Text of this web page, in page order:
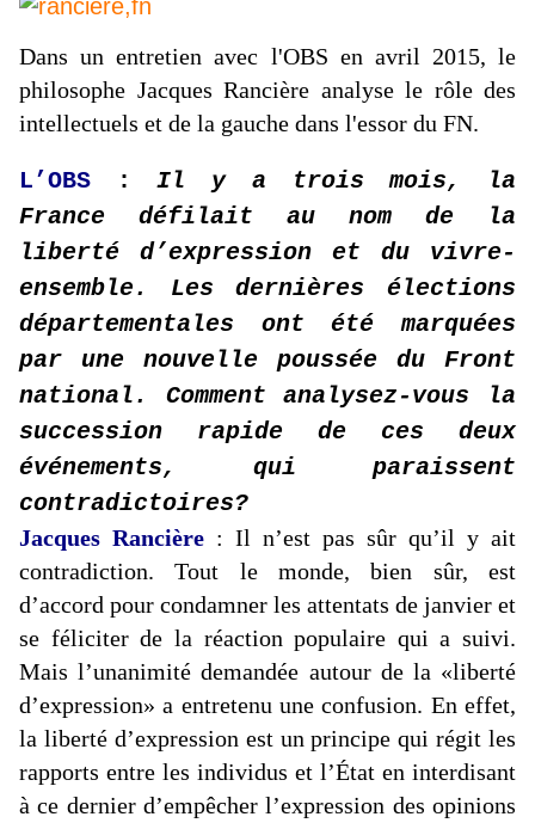
Dans un entretien avec l'OBS en avril 2015, le
philosophe Jacques Rancière analyse le rôle des
intellectuels et de la gauche dans l'essor du FN.
L’OBS :Il y a trois mois, la
France défilait au nom de la
liberté d’expression et du vivre-
ensemble. Les dernières élections
départementales ont été marquées
par une nouvelle poussée du Front
national. Comment analysez-vous la
succession rapide de ces deux
événements, qui paraissent
contradictoires?
Jacques Rancière : Il n’est pas sûr qu’il y ait
contradiction. Tout le monde, bien sûr, est
d’accord pour condamner les attentats de janvier et
se féliciter de la réaction populaire qui a suivi.
Mais l’unanimité demandée autour de la «liberté
d’expression» a entretenu une confusion. En effet,
la liberté d’expression est un principe qui régit les
rapports entre les individus et l’État en interdisant
à ce dernier d’empêcher l’expression des opinions